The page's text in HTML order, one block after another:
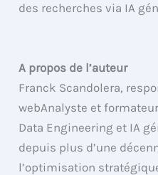
des recherches via IA
A propos de l’auteur
Franck Scandolera,
webAnalyste et
Data Engineering et IA
depuis plus d’une
l’optimisation